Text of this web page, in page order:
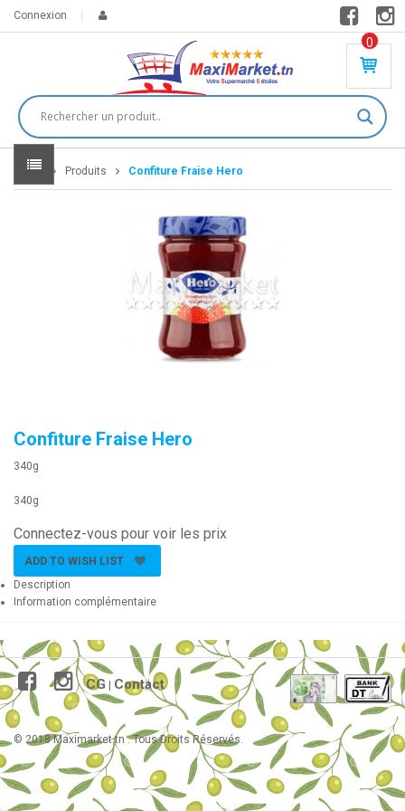
Connexion
0
PR
DU
IT(
S)
Home Produits Confiture Fraise Hero
Confiture Fraise Hero
340g
340g
Connectez-vous pour voir les prix
ADD TO WISH LIST
Description
Information complémentaire
CG Contact
© 2018 Maximarket.tn . Tous Droits Réservés.